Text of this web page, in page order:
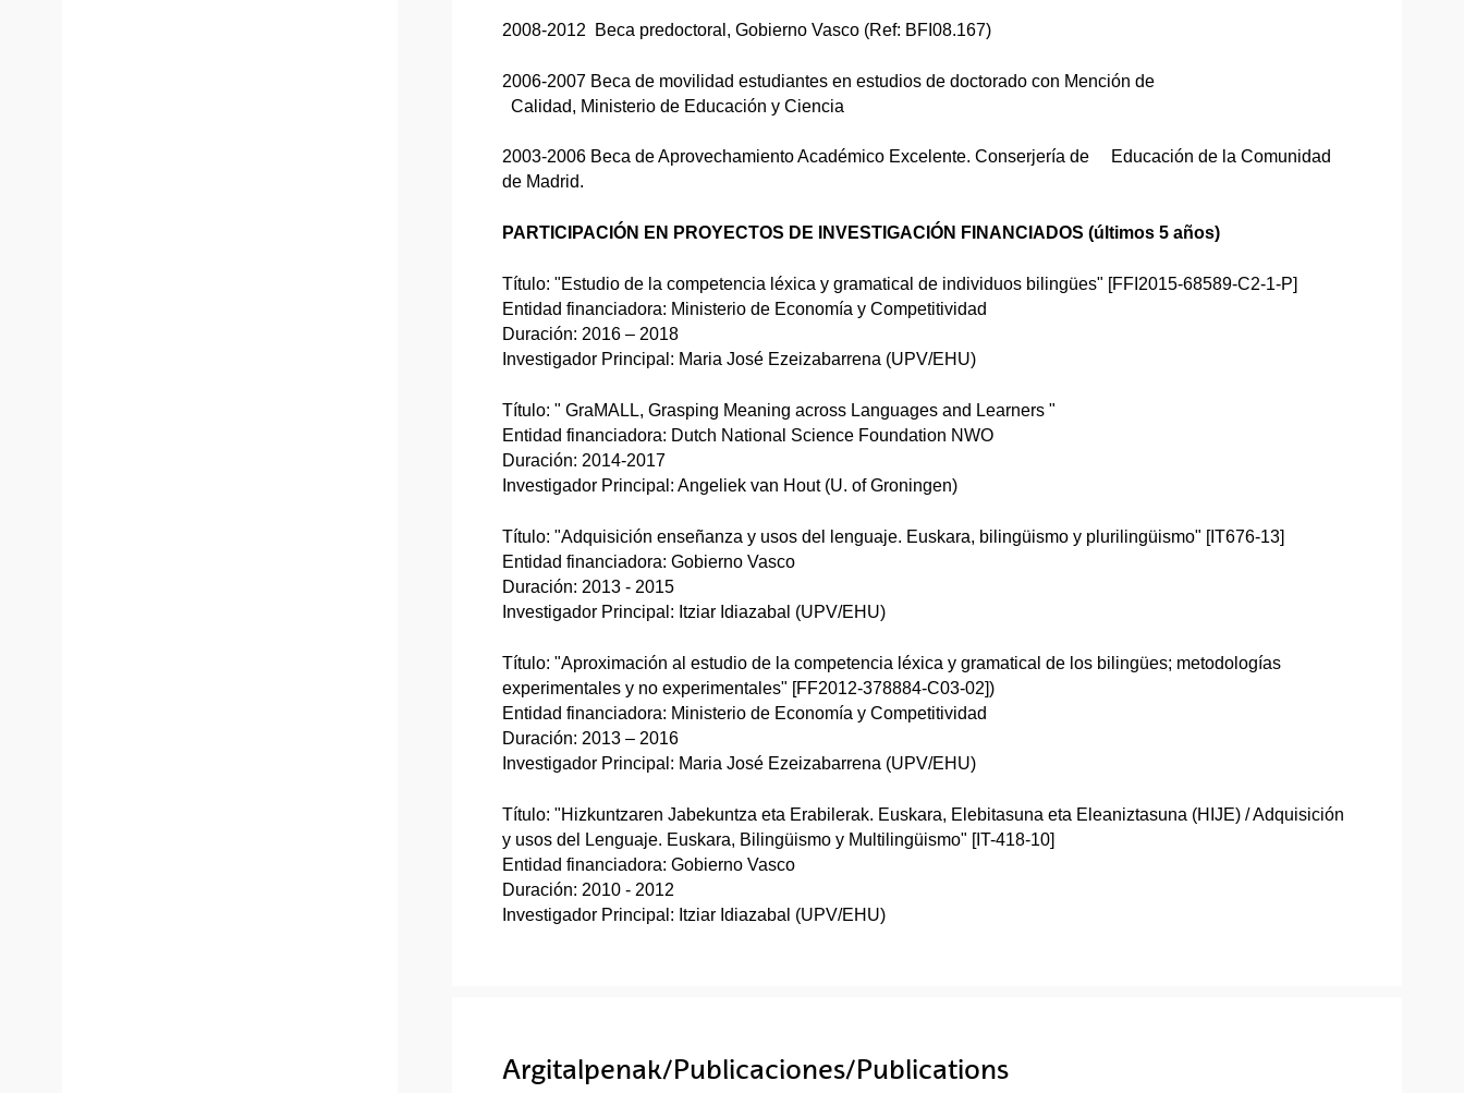
2008-2012 Beca predoctoral, Gobierno Vasco (Ref: BFI08.167)
2006-2007 Beca de movilidad estudiantes en estudios de doctorado con Mención de
Calidad, Ministerio de Educación y Ciencia
2003-2006 Beca de Aprovechamiento Académico Excelente. Conserjería de Educación de la Comunidad
de Madrid.
PARTICIPACIÓN EN PROYECTOS DE INVESTIGACIÓN FINANCIADOS (últimos 5 años)
Título: "Estudio de la competencia léxica y gramatical de individuos bilingües" [FFI2015-68589-C2-1-P]
Entidad financiadora: Ministerio de Economía y Competitividad
Duración: 2016 – 2018
Investigador Principal: Maria José Ezeizabarrena (UPV/EHU)
Título: " GraMALL, Grasping Meaning across Languages and Learners "
Entidad financiadora: Dutch National Science Foundation NWO
Duración: 2014-2017
Investigador Principal: Angeliek van Hout (U. of Groningen)
Título: "Adquisición enseñanza y usos del lenguaje. Euskara, bilingüismo y plurilingüismo" [IT676-13]
Entidad financiadora: Gobierno Vasco
Duración: 2013 - 2015
Investigador Principal: Itziar Idiazabal (UPV/EHU)
Título: "Aproximación al estudio de la competencia léxica y gramatical de los bilingües; metodologías
experimentales y no experimentales" [FF2012-378884-C03-02])
Entidad financiadora: Ministerio de Economía y Competitividad
Duración: 2013 – 2016
Investigador Principal: Maria José Ezeizabarrena (UPV/EHU)
Título: "Hizkuntzaren Jabekuntza eta Erabilerak. Euskara, Elebitasuna eta Eleaniztasuna (HIJE) / Adquisición
y usos del Lenguaje. Euskara, Bilingüismo y Multilingüismo" [IT-418-10]
Entidad financiadora: Gobierno Vasco
Duración: 2010 - 2012
Investigador Principal: Itziar Idiazabal (UPV/EHU)
Argitalpenak/Publicaciones/Publications